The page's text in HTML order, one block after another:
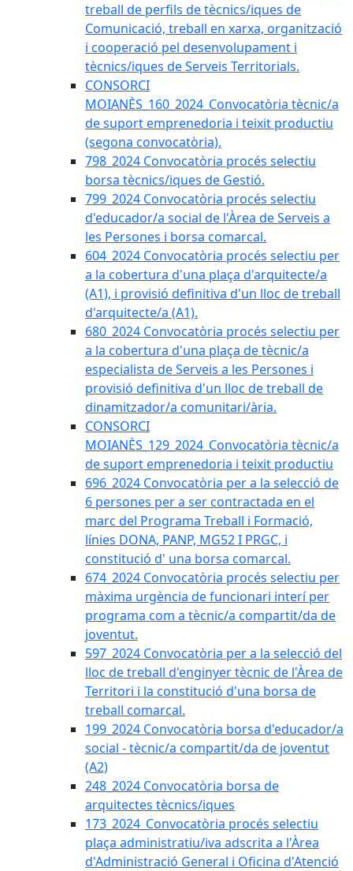
treball de perfils de tècnics/iques de
Comunicació, treball en xarxa, organització
i cooperació pel desenvolupament i
tècnics/iques de Serveis Territorials.
CONSORCI
MOIANÈS_160_2024_Convocatòria tècnic/a
de suport emprenedoria i teixit productiu
(segona convocatòria).
798_2024 Convocatòria procés selectiu
borsa tècnics/iques de Gestió.
799_2024 Convocatòria procés selectiu
d'educador/a social de l'Àrea de Serveis a
les Persones i borsa comarcal.
604_2024 Convocatòria procés selectiu per
a la cobertura d'una plaça d'arquitecte/a
(A1), i provisió definitiva d'un lloc de treball
d'arquitecte/a (A1).
680_2024 Convocatòria procés selectiu per
a la cobertura d'una plaça de tècnic/a
especialista de Serveis a les Persones i
provisió definitiva d'un lloc de treball de
dinamitzador/a comunitari/ària.
CONSORCI
MOIANÈS_129_2024_Convocatòria tècnic/a
de suport emprenedoria i teixit productiu
696_2024 Convocatòria per a la selecció de
6 persones per a ser contractada en el
marc del Programa Treball i Formació,
línies DONA, PANP, MG52 I PRGC, i
constitució d' una borsa comarcal.
674_2024 Convocatòria procés selectiu per
màxima urgència de funcionari interí per
programa com a tècnic/a compartit/da de
joventut.
597_2024 Convocatòria per a la selecció del
lloc de treball d'enginyer tècnic de l'Àrea de
Territori i la constitució d'una borsa de
treball comarcal.
199_2024 Convocatòria borsa d'educador/a
social - tècnic/a compartit/da de joventut
(A2)
248_2024 Convocatòria borsa de
arquitectes tècnics/iques
173_2024_Convocatòria procés selectiu
plaça administratiu/iva adscrita a l'Àrea
d'Administració General i Oficina d'Atenció